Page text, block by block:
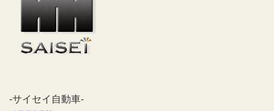
-サイセイ自動車-